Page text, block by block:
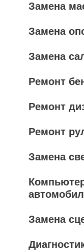
Замена
Замена
Замена
Ремонт
Ремонт
Ремонт
Замена
Замена